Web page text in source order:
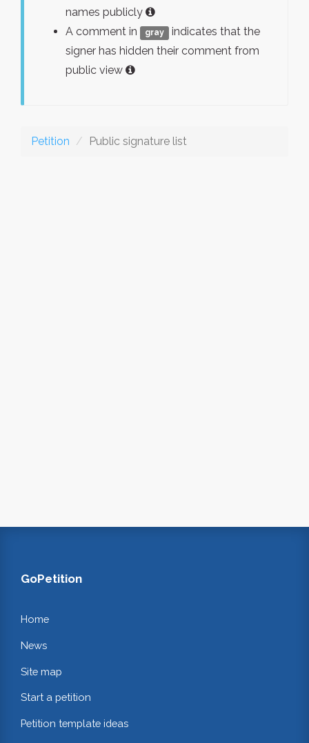
names publicly
A comment in
gray
indicates that the
signer has hidden their comment from
public view
Petition Public signature list
GoPetition
Home
News
Site map
Start a petition
Petition template ideas